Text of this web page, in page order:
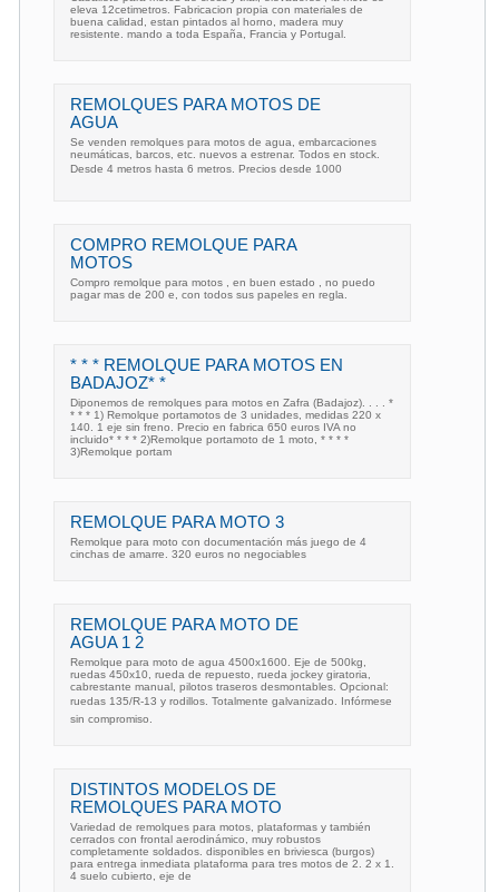
eleva 12cetimetros. Fabricacion propia con materiales de
buena calidad, estan pintados al horno, madera muy
resistente. mando a toda España, Francia y Portugal.
REMOLQUES PARA MOTOS DE
AGUA
Se venden remolques para motos de agua, embarcaciones
neumáticas, barcos, etc. nuevos a estrenar. Todos en stock.
Desde 4 metros hasta 6 metros. Precios desde 1000
COMPRO REMOLQUE PARA
MOTOS
Compro remolque para motos , en buen estado , no puedo
pagar mas de 200 e, con todos sus papeles en regla.
* * * REMOLQUE PARA MOTOS EN
BADAJOZ* *
Diponemos de remolques para motos en Zafra (Badajoz). . . . *
* * * 1) Remolque portamotos de 3 unidades, medidas 220 x
140. 1 eje sin freno. Precio en fabrica 650 euros IVA no
incluido* * * * 2)Remolque portamoto de 1 moto, * * * *
3)Remolque portam
REMOLQUE PARA MOTO 3
Remolque para moto con documentación más juego de 4
cinchas de amarre. 320 euros no negociables
REMOLQUE PARA MOTO DE
AGUA 1 2
Remolque para moto de agua 4500x1600. Eje de 500kg,
ruedas 450x10, rueda de repuesto, rueda jockey giratoria,
cabrestante manual, pilotos traseros desmontables. Opcional:
ruedas 135/R-13 y rodillos. Totalmente galvanizado. Infórmese
sin compromiso.
DISTINTOS MODELOS DE
REMOLQUES PARA MOTO
Variedad de remolques para motos, plataformas y también
cerrados con frontal aerodinámico, muy robustos
completamente soldados. disponibles en briviesca (burgos)
para entrega inmediata plataforma para tres motos de 2. 2 x 1.
4 suelo cubierto, eje de